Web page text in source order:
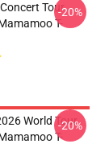
Tour
T-
-20%
World Tour
T-
-20%